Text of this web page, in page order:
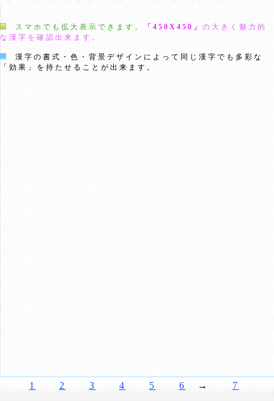
スマホでも拡大表示できます。 「450X450」 の大きく魅力的
な漢字を確認出来ます。
漢字の書式・色・背景デザインによって同じ漢字でも多彩な
「効果」を持たせることが出来ます。
1 2 3 4 5 6 → 7